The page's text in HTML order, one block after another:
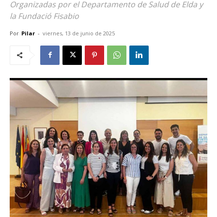
Organizadas por el Departamento de Salud de Elda y
la Fundació Fisabio
Por Pilar - viernes, 13 de junio de 2025